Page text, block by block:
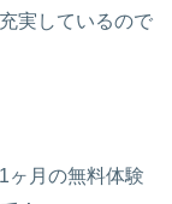
実しているので
ヶ月の無料体験